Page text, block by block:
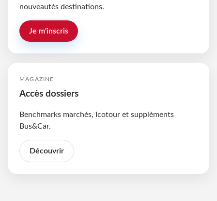
nouveautés destinations.
Je m'inscris
MAGAZINE
Accès dossiers
Benchmarks marchés, Icotour et suppléments
Bus&Car.
Découvrir